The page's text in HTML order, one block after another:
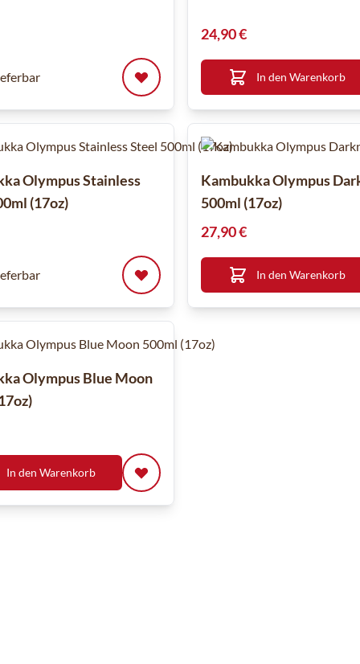
24,90 €
In den Warenkorb
Olympus Stainless
(17oz)
Kambukka Olympus
500ml (17oz)
27,90 €
In den Warenkorb
Olympus Blue Moon
In den Warenkorb